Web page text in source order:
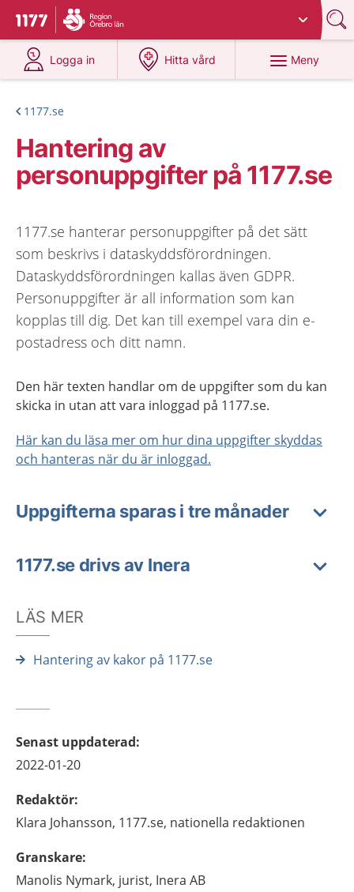
Till startsidan för 1177
Du har valt region
Logga in
på 1177.se
Hitta vård
på 1177.se
Meny
1177.se
Hantering av
personuppgifter på 1177.se
1177.se hanterar personuppgifter på det sätt
som beskrivs i dataskyddsförordningen.
Dataskyddsförordningen kallas även GDPR.
Personuppgifter är all information som kan
kopplas till dig. Det kan till exempel vara din e-
postadress och ditt namn.
Den här texten handlar om de uppgifter som du kan
skicka in utan att vara inloggad på 1177.se.
Här kan du läsa mer om hur dina uppgifter skyddas
och hanteras när du är inloggad.
Uppgifterna sparas i tre månader
1177.se drivs av Inera
LÄS MER
Hantering av kakor på 1177.se
Senast uppdaterad:
2022-01-20
Redaktör:
Klara Johansson, 1177.se, nationella redaktionen
Granskare:
Manolis Nymark, jurist, Inera AB